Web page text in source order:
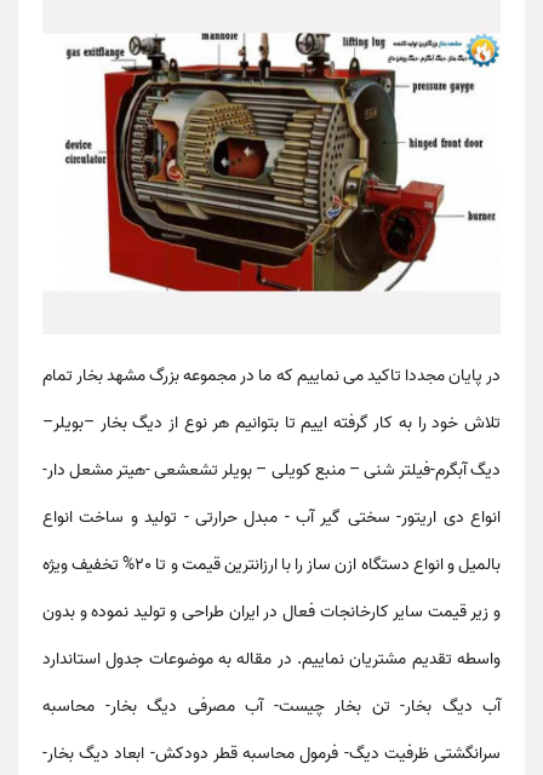
در پایان مجددا تاکید می نماییم که ما در مجموعه بزرگ مشهد بخار تمام
تلاش خود را به کار گرفته اییم تا بتوانیم هر نوع از دیگ بخار –بویلر–
دیگ آبگرم-فیلتر شنی – منبع کویلی – بویلر تشعشعی -هیتر مشعل دار-
انواع دی اریتور- سختی گیر آب - مبدل حرارتی - تولید و ساخت انواع
بالمیل و انواع دستگاه ازن ساز را با ارزانترین قیمت و تا 20% تخفیف ویژه
و زیر قیمت سایر کارخانجات فعال در ایران طراحی و تولید نموده و بدون
واسطه تقدیم مشتریان نماییم. در مقاله به موضوعات جدول استاندارد
آب دیگ بخار- تن بخار چیست- آب مصرفی دیگ بخار- محاسبه
سرانگشتی ظرفیت دیگ- فرمول محاسبه قطر دودکش- ابعاد دیگ بخار-